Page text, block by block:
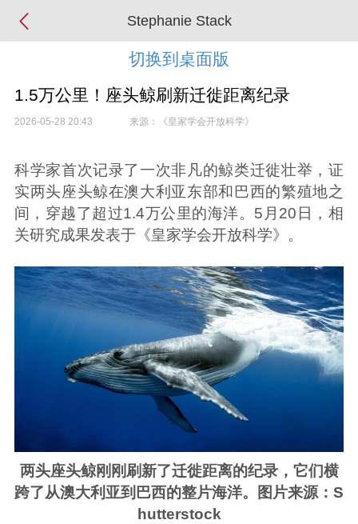
Stephanie Stack
切换到桌面版
1.5万公里！座头鲸刷新迁徙距离纪录
2026-05-28 20:43 来源：《皇家学会开放科学》
科学家首次记录了一次非凡的鲸类迁徙壮举，证
实两头座头鲸在澳大利亚东部和巴西的繁殖地之
间，穿越了超过1.4万公里的海洋。5月20日，相
关研究成果发表于《皇家学会开放科学》。
两头座头鲸刚刚刷新了迁徙距离的纪录，它们横
跨了从澳大利亚到巴西的整片海洋。图片来源：S
hutterstock